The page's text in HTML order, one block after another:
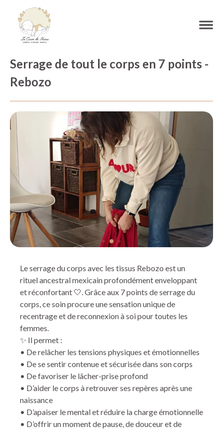
Serrage de tout le corps en 7 points -
Rebozo
Le serrage du corps avec les tissus Rebozo est un
rituel ancestral mexicain profondément enveloppant
et réconfortant 🤍. Grâce aux 7 points de serrage du
corps, ce soin procure une sensation unique de
recentrage et de reconnexion à soi pour toutes les
femmes.
✨ Il permet :
• De relâcher les tensions physiques et émotionnelles
• De se sentir contenue et sécurisée dans son corps
• De favoriser le lâcher-prise profond
• D’aider le corps à retrouver ses repères après une
naissance
• D’apaiser le mental et réduire la charge émotionnelle
• D’offrir un moment de pause, de douceur et de